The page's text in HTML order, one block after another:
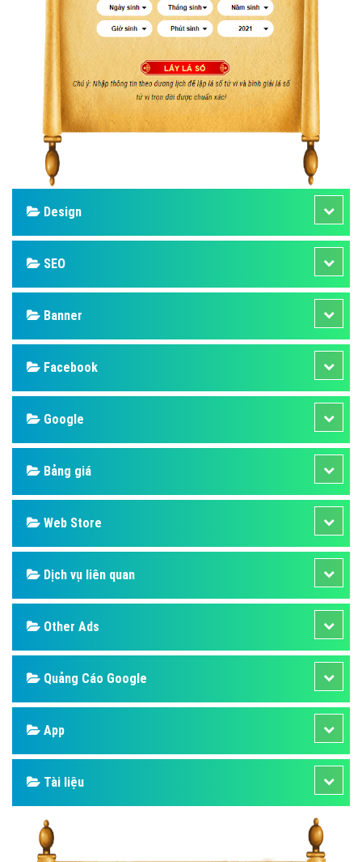
Design
SEO
Banner
Facebook
Google
Bảng giá
Web Store
Dịch vụ liên quan
Other Ads
Quảng Cáo Google
App
Tài liệu